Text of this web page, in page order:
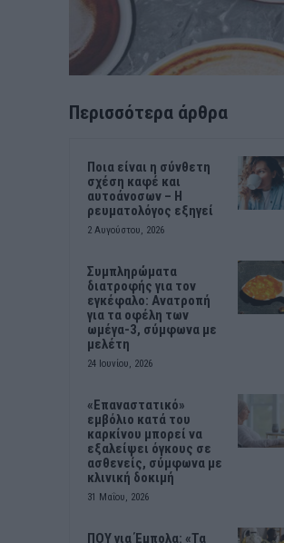
Περισσότερα άρθρα
Ποια είναι η σύνθετη
σχέση καφέ και
αυτοάνοσων – Η
ρευματολόγος εξηγεί
2 Αυγούστου, 2026
Συμπληρώματα
διατροφής για τον
εγκέφαλο: Ανατροπή
για τα οφέλη των
ωμέγα-3, σύμφωνα με
μελέτη
24 Ιουνίου, 2026
«Επαναστατικό»
εμβόλιο κατά του
καρκίνου μπορεί να
εξαλείψει όγκους σε
ασθενείς, σύμφωνα με
κλινική δοκιμή
31 Μαΐου, 2026
ΠΟΥ για Έμπολα: «Τα